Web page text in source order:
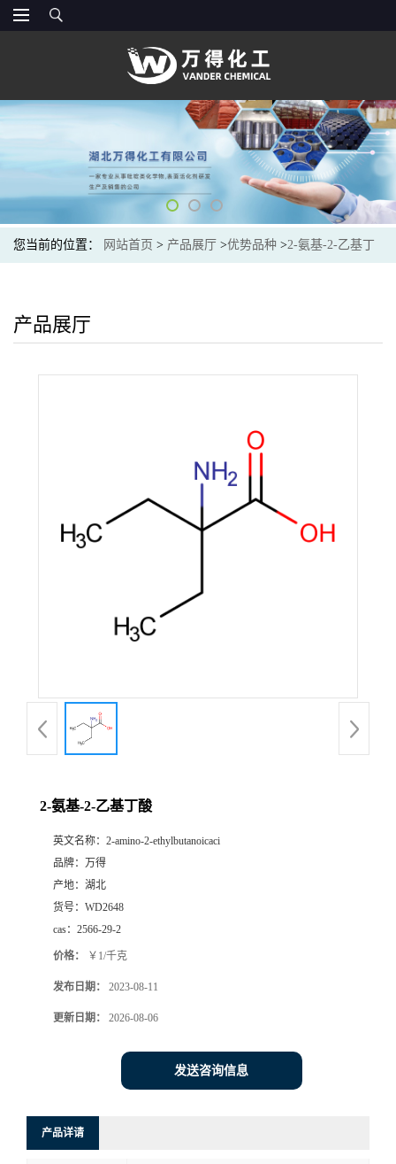
您当前的位置： 网站首页 > 产品展厅 >优势品种 >2-氨基-2-乙基丁
产品展厅
2-氨基-2-乙基丁酸
英文名称： 2-amino-2-ethylbutanoicaci
品牌： 万得
产地： 湖北
货号： WD2648
cas： 2566-29-2
价格： ￥1/千克
发布日期： 2023-08-11
更新日期： 2026-08-06
发送咨询信息
产品详请